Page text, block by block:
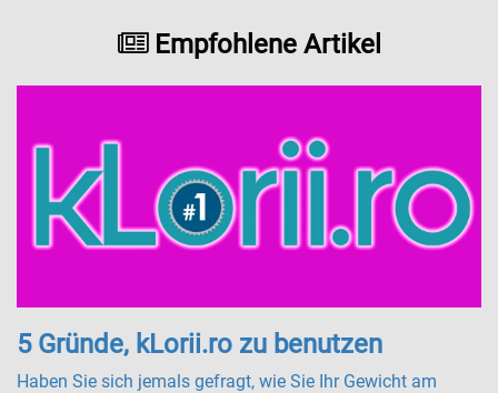
Empfohlene Artikel
5 Gründe, kLorii.ro zu benutzen
Haben Sie sich jemals gefragt, wie Sie Ihr Gewicht am